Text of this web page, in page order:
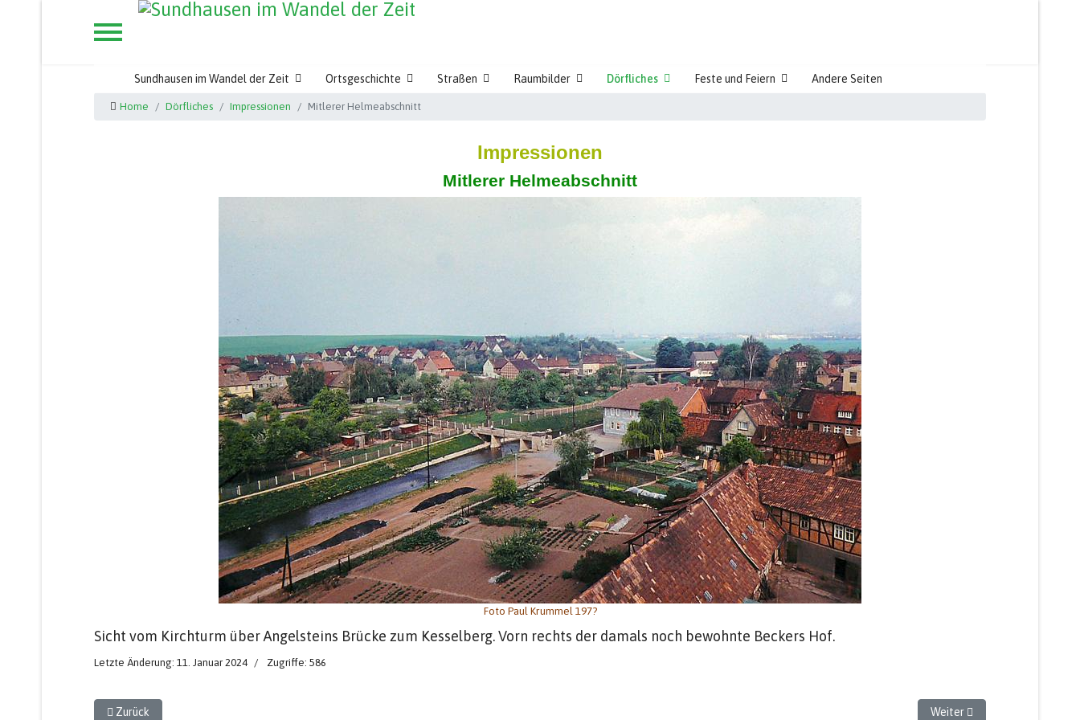
Sundhausen im Wandel der Zeit Ortsgeschichte Straßen Raumbilder Dörfliches Feste und Feiern Andere Seiten
Home Dörfliches Impressionen Mitlerer Helmeabschnitt
Impressionen
Mitlerer Helmeabschnitt
Foto Paul Krummel 197?
Sicht vom Kirchturm über Angelsteins Brücke zum Kesselberg. Vorn rechts der damals noch bewohnte Beckers Hof.
Letzte Änderung: 11. Januar 2024 Zugriffe: 586
Vorheriger Beitrag: Spritzenhaus mit Turm
Zurück Nächster Beitrag: Sicht in
Weiter